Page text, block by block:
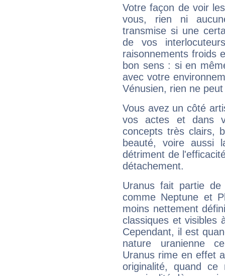
Votre façon de voir
vous, rien ni
transmise si une
de vos
raisonnements froids
bon sens : si en
avec votre
Vénusien, rien ne
Vous avez un côté
vos actes et dans
concepts très clairs,
beauté, voire aussi
détriment de
détachement.
Uranus fait partie
comme Neptune et
moins nettement
classiques et visibles
Cependant, il est
nature uranienne
Uranus rime en effet
originalité, quand ce